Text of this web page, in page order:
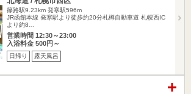
篠路駅9.23km 発寒駅596m
JR函館本線 発寒駅より徒歩約20分札樽自動車道 札幌西IC
より約8…
営業時間 12:30～23:00
入浴料金 500円～
日帰り 露天風呂